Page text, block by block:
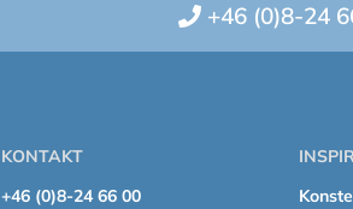
+46 (0)8-24
KONTAKT
+46 (0)8-24 66 00